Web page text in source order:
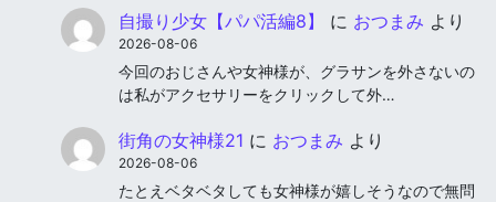
自撮り少女【パパ活編8】 に おつまみ より
2026-08-06
今回のおじさんや女神様が、グラサンを外さないの
は私がアクセサリーをクリックして外…
街角の女神様21 に おつまみ より
2026-08-06
たとえベタベタしても女神様が嬉しそうなので無問